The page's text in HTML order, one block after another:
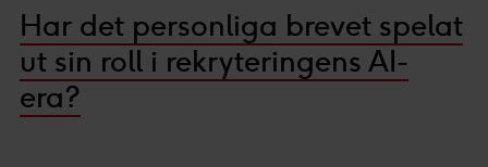
Har det personliga brevet spelat
ut sin roll i rekryteringens AI-
era?